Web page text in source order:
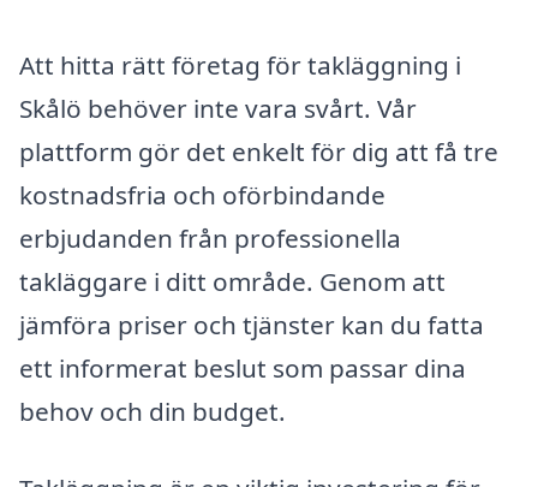
Att hitta rätt företag för takläggning i
Skålö behöver inte vara svårt. Vår
plattform gör det enkelt för dig att få tre
kostnadsfria och oförbindande
erbjudanden från professionella
takläggare i ditt område. Genom att
jämföra priser och tjänster kan du fatta
ett informerat beslut som passar dina
behov och din budget.